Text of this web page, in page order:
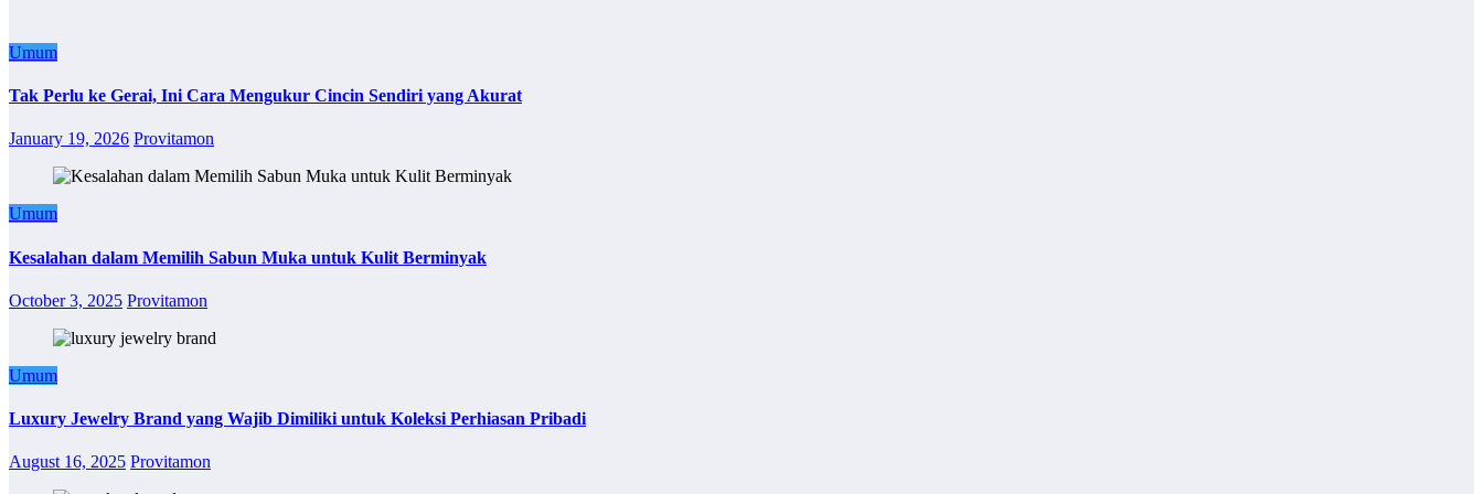
Umum
Tak Perlu ke Gerai, Ini Cara Mengukur Cincin Sendiri yang Akurat
January 19, 2026 Provitamon
Umum
Kesalahan dalam Memilih Sabun Muka untuk Kulit Berminyak
October 3, 2025 Provitamon
Umum
Luxury Jewelry Brand yang Wajib Dimiliki untuk Koleksi Perhiasan Pribadi
August 16, 2025 Provitamon